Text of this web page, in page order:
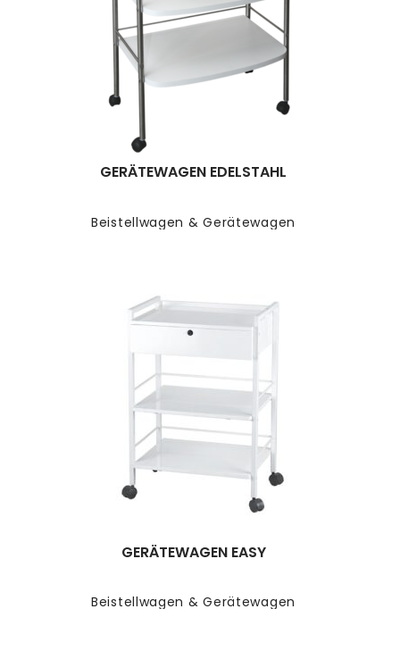
Beistellwagen & Gerätewagen
GERÄTEWAGEN EDELSTAHL
Beistellwagen & Gerätewagen
GERÄTEWAGEN EASY